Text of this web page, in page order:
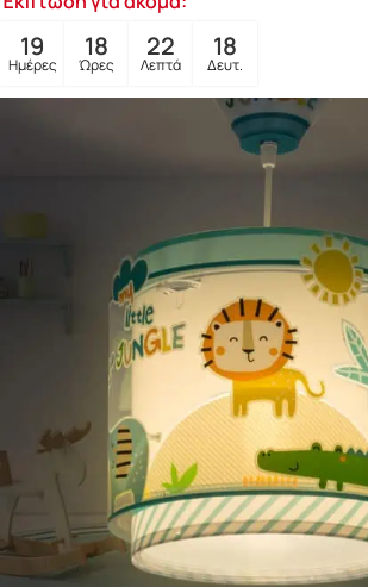
19
Ημέρες
18
Ώρες
22
Λεπτά
16
Δευτ.